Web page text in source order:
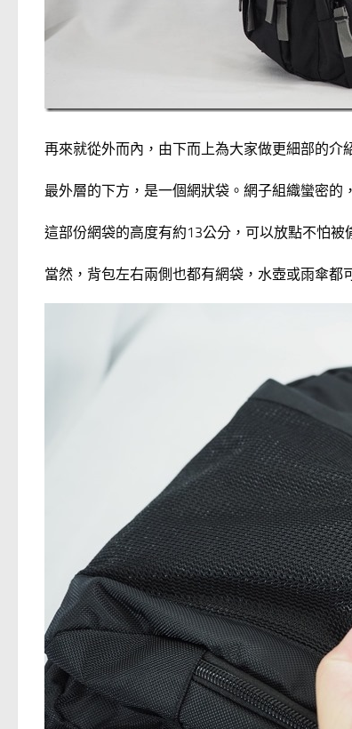
再來就從外而內，由下而上為大家做更細部的介
最外層的下方，是一個網狀袋。網子組織蠻密的
這部份網袋的高度有約13公分，可以放點不怕
當然，背包左右兩側也都有網袋，水壺或雨傘都